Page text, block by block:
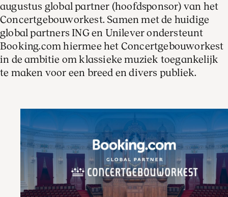
augustus global partner (hoofdsponsor) van het
Concertgebouworkest. Samen met de huidige
global partners ING en Unilever ondersteunt
Booking.com hiermee het Concertgebouworkest
in de ambitie om klassieke muziek toegankelijk
te maken voor een breed en divers publiek.